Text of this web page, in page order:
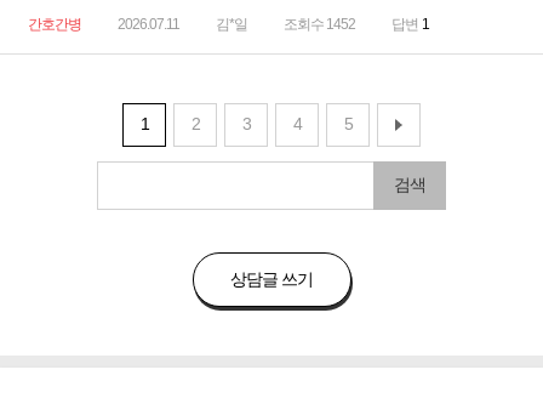
간호간병 2026.07.11 김*일 조회수 1452 답변 1
1 2 3 4 5
검색
상담글 쓰기